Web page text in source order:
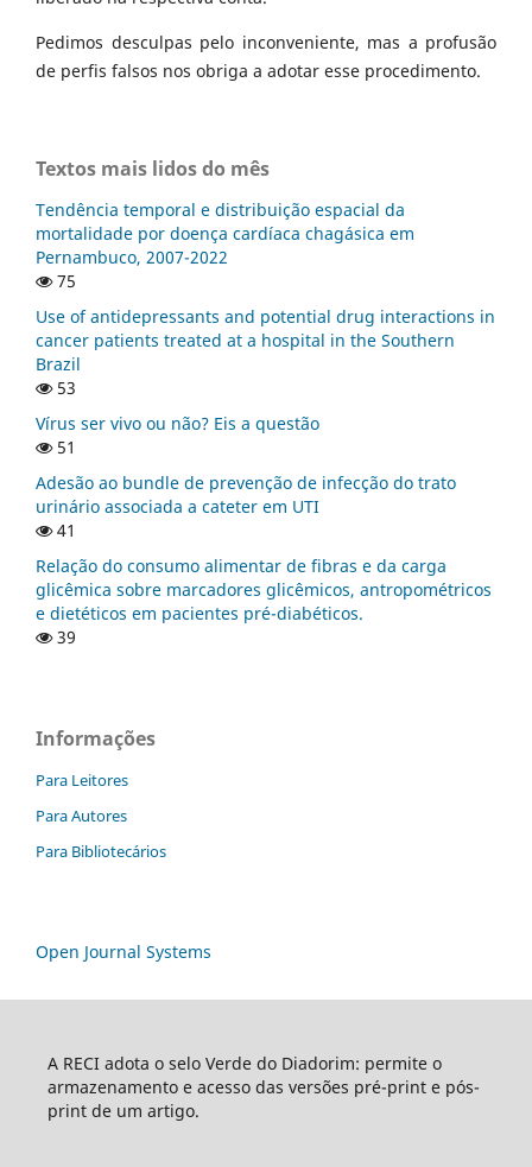
Pedimos desculpas pelo inconveniente, mas a profusão
de perfis falsos nos obriga a adotar esse procedimento.
Textos mais lidos do mês
Tendência temporal e distribuição espacial da
mortalidade por doença cardíaca chagásica em
Pernambuco, 2007-2022
75
Use of antidepressants and potential drug interactions in
cancer patients treated at a hospital in the Southern
Brazil
53
Vírus ser vivo ou não? Eis a questão
51
Adesão ao bundle de prevenção de infecção do trato
urinário associada a cateter em UTI
41
Relação do consumo alimentar de fibras e da carga
glicêmica sobre marcadores glicêmicos, antropométricos
e dietéticos em pacientes pré-diabéticos.
39
Informações
Para Leitores
Para Autores
Para Bibliotecários
Open Journal Systems
A RECI adota o selo Verde do Diadorim: permite o
armazenamento e acesso das versões pré-print e pós-
print de um artigo.